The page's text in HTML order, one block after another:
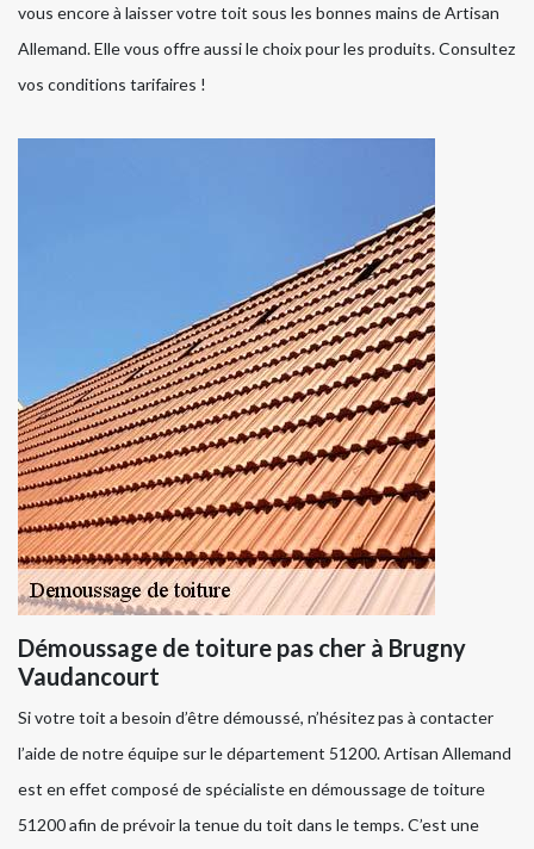
vous encore à laisser votre toit sous les bonnes mains de Artisan
Allemand. Elle vous offre aussi le choix pour les produits. Consultez
vos conditions tarifaires !
Démoussage de toiture pas cher à Brugny
Vaudancourt
Si votre toit a besoin d’être démoussé, n’hésitez pas à contacter
l’aide de notre équipe sur le département 51200. Artisan Allemand
est en effet composé de spécialiste en démoussage de toiture
51200 afin de prévoir la tenue du toit dans le temps. C’est une